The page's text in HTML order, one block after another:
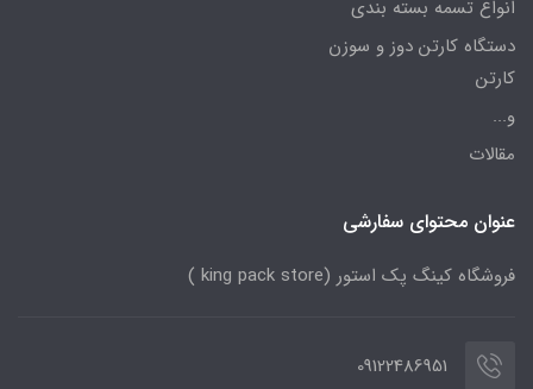
انواع تسمه بسته بندی
دستگاه کارتن دوز و سوزن
کارتن
و...
مقالات
عنوان محتوای سفارشی
فروشگاه کینگ پک استور (king pack store )
09122486951